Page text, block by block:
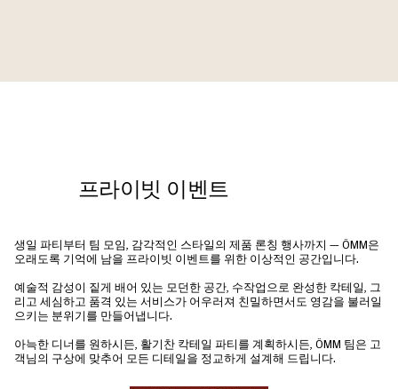
프라이빗 이벤트
생일 파티부터 팀 모임, 감각적인 스타일의 제품 론칭 행사까지 — ÔMM은
오래도록 기억에 남을 프라이빗 이벤트를 위한 이상적인 공간입니다.
예술적 감성이 짙게 배어 있는 모던한 공간, 수작업으로 완성한 칵테일, 그
리고 세심하고 품격 있는 서비스가 어우러져 친밀하면서도 영감을 불러일
으키는 분위기를 만들어냅니다.
아늑한 디너를 원하시든, 활기찬 칵테일 파티를 계획하시든, ÔMM 팀은 고
객님의 구상에 맞추어 모든 디테일을 정교하게 설계해 드립니다.